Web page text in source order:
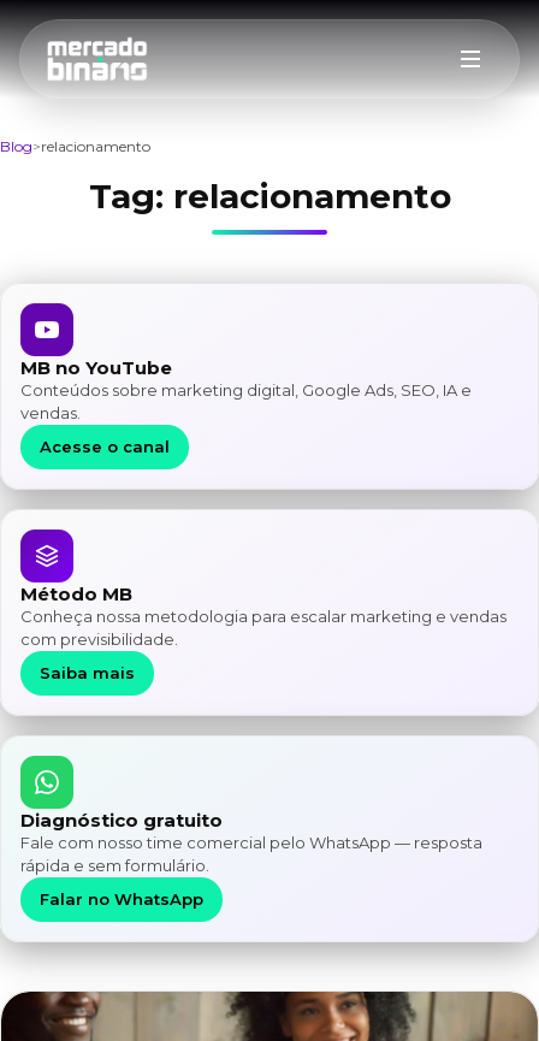
Blog relacionamento
Tag: relacionamento
MB no YouTube
Conteúdos sobre marketing digital, Google Ads, SEO, IA e
vendas.
Acesse o canal
Método MB
Conheça nossa metodologia para escalar marketing e vendas
com previsibilidade.
Saiba mais
Diagnóstico gratuito
Fale com nosso time comercial pelo WhatsApp — resposta
rápida e sem formulário.
Falar no WhatsApp